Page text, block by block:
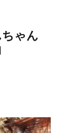
ゃん